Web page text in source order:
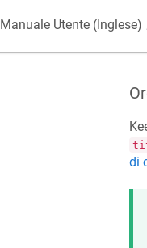
Manuale Utente (Inglese)
di